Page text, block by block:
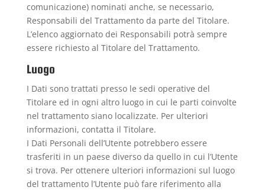
comunicazione) nominati anche, se necessario,
Responsabili del Trattamento da parte del Titolare.
L’elenco aggiornato dei Responsabili potrà sempre
essere richiesto al Titolare del Trattamento.
Luogo
I Dati sono trattati presso le sedi operative del
Titolare ed in ogni altro luogo in cui le parti coinvolte
nel trattamento siano localizzate. Per ulteriori
informazioni, contatta il Titolare.
I Dati Personali dell’Utente potrebbero essere
trasferiti in un paese diverso da quello in cui l’Utente
si trova. Per ottenere ulteriori informazioni sul luogo
del trattamento l’Utente può fare riferimento alla